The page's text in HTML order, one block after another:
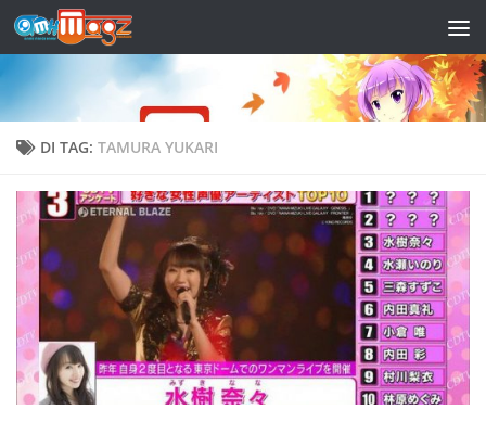
Skip to content
DI TAG: TAMURA YUKARI